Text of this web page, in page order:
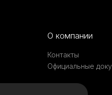
О компании
Контакты
Официальные